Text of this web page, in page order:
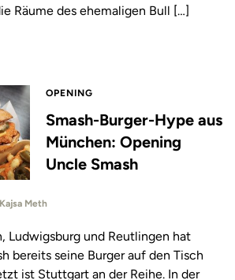
Räume des ehemaligen Bull […]
OPENING
Smash-Burger-Hype aus
München: Opening
Uncle Smash
Meth
Ludwigsburg und Reutlingen hat
bereits seine Burger auf den Tisch
ist Stuttgart an der Reihe. In der